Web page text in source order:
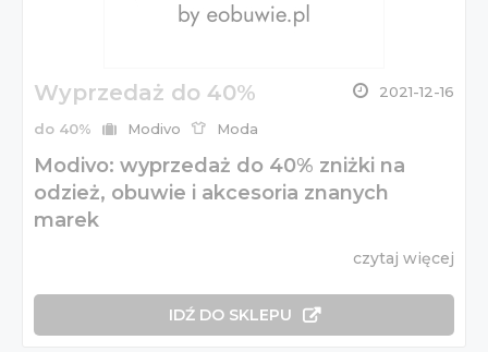
Wyprzedaż do 40% 2021-12-16
do 40% Modivo Moda
Modivo: wyprzedaż do 40% zniżki na
odzież, obuwie i akcesoria znanych
marek
czytaj więcej
IDŹ DO SKLEPU